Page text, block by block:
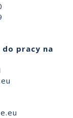
do pracy na